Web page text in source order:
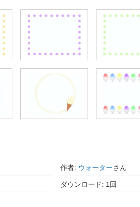
作者: ウォーターさん
ダウンロード: 1回